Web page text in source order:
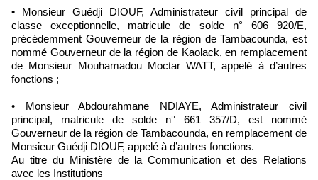
• Monsieur Guédji DIOUF, Administrateur civil principal de
classe exceptionnelle, matricule de solde n° 606 920/E,
précédemment Gouverneur de la région de Tambacounda, est
nommé Gouverneur de la région de Kaolack, en remplacement
de Monsieur Mouhamadou Moctar WATT, appelé à d’autres
fonctions ;
• Monsieur Abdourahmane NDIAYE, Administrateur civil
principal, matricule de solde n° 661 357/D, est nommé
Gouverneur de la région de Tambacounda, en remplacement de
Monsieur Guédji DIOUF, appelé à d’autres fonctions.
Au titre du Ministère de la Communication et des Relations
avec les Institutions